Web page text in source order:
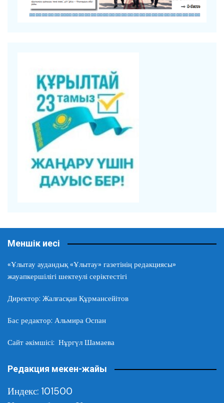
Меншік иесі
«Ұлытау аудандық «Ұлытау» газетінің редакциясы»
жауапкершілігі шектеулі серіктестігі
Директор: Жалғасқан Құрмансейітов
Бас редактор: Альмира Оспан
Сайт әкімшісі: Нұргүл Шамаева
Редакция мекен-жайы
Индекс: 101500